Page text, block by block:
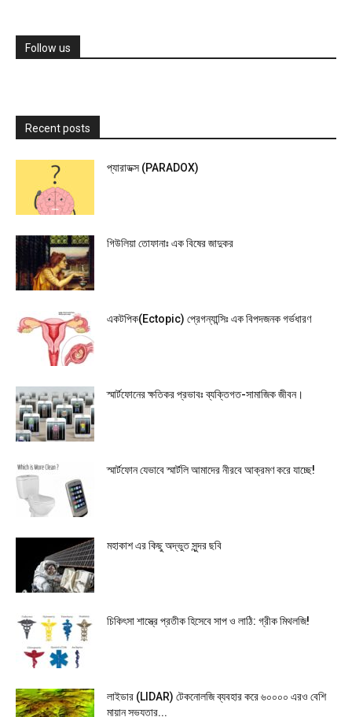
Follow us
Recent posts
প্যারাডক্স (PARADOX)
গিউলিয়া তোফানাঃ এক বিষের জাদুকর
একটপিক(Ectopic) প্রেগন্যান্সিঃ এক বিপদজনক গর্ভধারণ
স্মার্টফোনের ক্ষতিকর প্রভাবঃ ব্যক্তিগত-সামাজিক জীবন।
স্মার্টফোন যেভাবে স্মার্টলি আমাদের নীরবে আক্রমণ করে যাচ্ছে!
মহাকাশ এর কিছু অদ্ভুত সুন্দর ছবি
চিকিৎসা শাস্ত্রে প্রতীক হিসেবে সাপ ও লাঠি: গ্রীক মিথলজি!
লাইডার (LIDAR) টেকনোলজি ব্যবহার করে ৬০০০০ এরও বেশি
মায়ান সভ্যতার...